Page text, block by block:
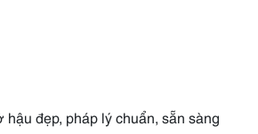
đẹp, pháp lý chuẩn, sẵn sàng